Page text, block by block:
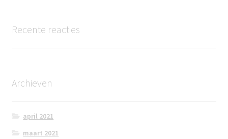
Recente reacties
Archieven
april 2021
maart 2021